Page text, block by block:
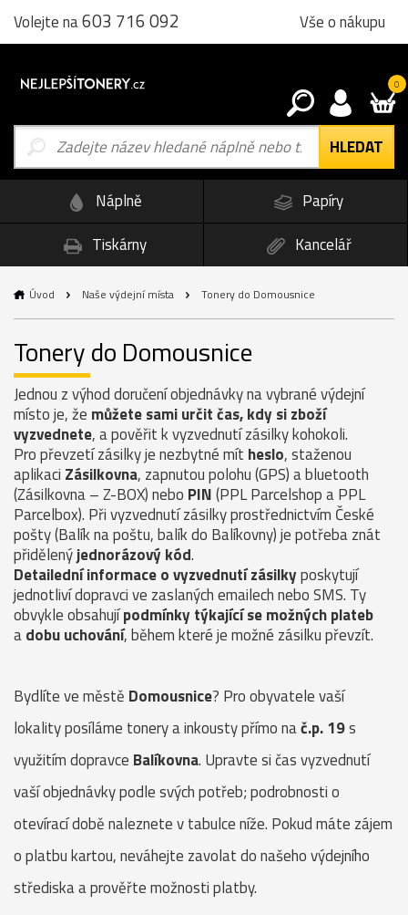
Volejte na603 716 092 Vše o nákupu
0
Náplně
Papíry
Tiskárny
Kancelář
Úvod Naše výdejní místa Tonery do Domousnice
Tonery do Domousnice
Jednou z výhod doručení objednávky na vybrané výdejní
místo je, že můžete sami určit čas, kdy si zboží
vyzvednete, a pověřit k vyzvednutí zásilky kohokoli.
Pro převzetí zásilky je nezbytné mít heslo, staženou
aplikaci Zásilkovna, zapnutou polohu (GPS) a bluetooth
(Zásilkovna – Z-BOX) nebo PIN(PPL Parcelshop a PPL
Parcelbox). Při vyzvednutí zásilky prostřednictvím České
pošty (Balík na poštu, balík do Balíkovny) je potřeba znát
přidělenýjednorázový kód.
Detailední informace o vyzvednutí zásilkyposkytují
jednotliví dopravci ve zaslaných emailech nebo SMS. Ty
obvykle obsahujípodmínky týkající se možných plateb
adobu uchování, během které je možné zásilku převzít.
Bydlíte ve městě Domousnice? Pro obyvatele vaší
lokality posíláme tonery a inkousty přímo nač.p. 19s
využitím dopravce Balíkovna. Upravte si čas vyzvednutí
vaší objednávky podle svých potřeb; podrobnosti o
otevírací době naleznete v tabulce níže. Pokud máte zájem
o platbu kartou, neváhejte zavolat do našeho výdejního
střediska a prověřte možnosti platby.